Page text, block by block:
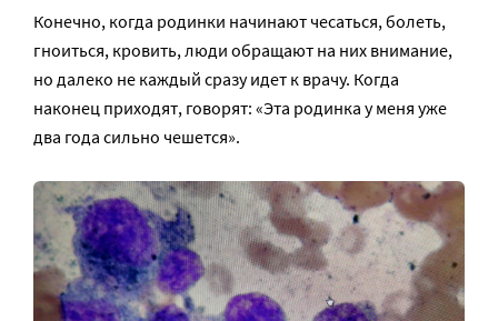
Конечно, когда родинки начинают чесаться, болеть,
гноиться, кровить, люди обращают на них внимание,
но далеко не каждый сразу идет к врачу. Когда
наконец приходят, говорят: «Эта родинка у меня уже
два года сильно чешется».